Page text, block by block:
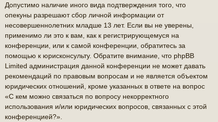
Допустимо наличие иного вида подтверждения того, что
опекуны разрешают сбор личной информации от
несовершеннолетних младше 13 лет. Если вы не уверены,
применимо ли это к вам, как к регистрирующемуся на
конференции, или к самой конференции, обратитесь за
помощью к юрисконсульту. Обратите внимание, что phpBB
Limited администрация данной конференции не может давать
рекомендаций по правовым вопросам и не является объектом
юридических отношений, кроме указанных в ответе на вопрос
«С кем можно связаться по вопросу некорректного
использования и/или юридических вопросов, связанных с этой
конференцией?».